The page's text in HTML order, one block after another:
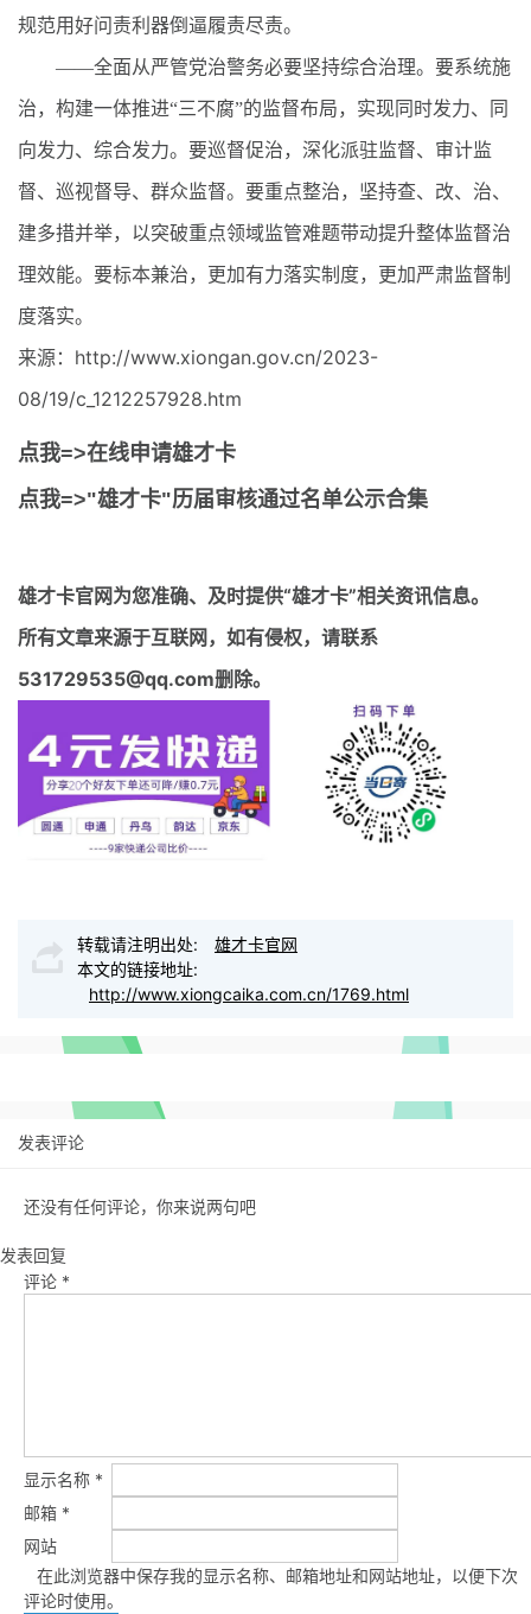
规范用好问责利器倒逼履责尽责。
——全面从严管党治警务必要坚持综合治理。要系统施
治，构建一体推进“三不腐”的监督布局，实现同时发力、同
向发力、综合发力。要巡督促治，深化派驻监督、审计监
督、巡视督导、群众监督。要重点整治，坚持查、改、治、
建多措并举，以突破重点领域监管难题带动提升整体监督治
理效能。要标本兼治，更加有力落实制度，更加严肃监督制
度落实。
来源：http://www.xiongan.gov.cn/2023-
08/19/c_1212257928.htm
点我=>在线申请雄才卡
点我=>"雄才卡"历届审核通过名单公示合集
雄才卡官网为您准确、及时提供“雄才卡”相关资讯信息。
所有文章来源于互联网，如有侵权，请联系
531729535@qq.com删除。
转载请注明出处:
雄才卡官网
本文的链接地址:
http://www.xiongcaika.com.cn/1769.html
发表评论
还没有任何评论，你来说两句吧
发表回复
评论 *
显示名称 *
邮箱 *
网站
在此浏览器中保存我的显示名称、邮箱地址和网站地址，以便下次
评论时使用。